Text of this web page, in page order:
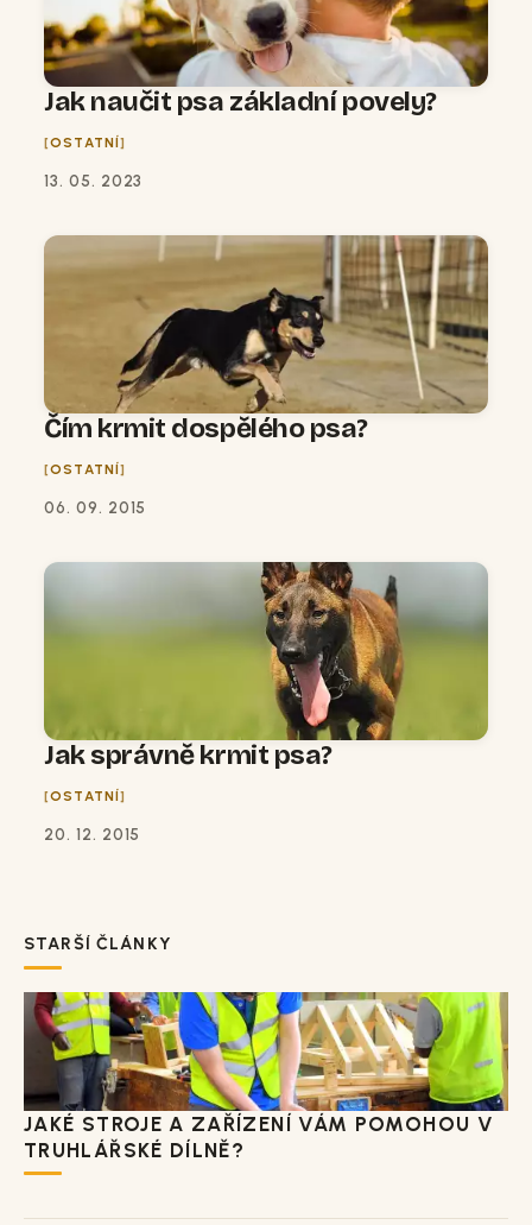
Jak naučit psa základní povely?
OSTATNÍ
13. 05. 2023
Čím krmit dospělého psa?
OSTATNÍ
06. 09. 2015
Jak správně krmit psa?
OSTATNÍ
20. 12. 2015
STARŠÍ ČLÁNKY
JAKÉ STROJE A ZAŘÍZENÍ VÁM POMOHOU V
TRUHLÁŘSKÉ DÍLNĚ?